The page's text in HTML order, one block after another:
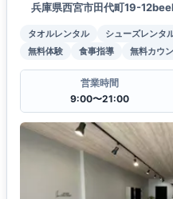
兵庫県西宮市田代町19-
タオルレンタル シューズレンタ
無料体験
食事指導 無料カウ
営業時間
9:00〜21:00